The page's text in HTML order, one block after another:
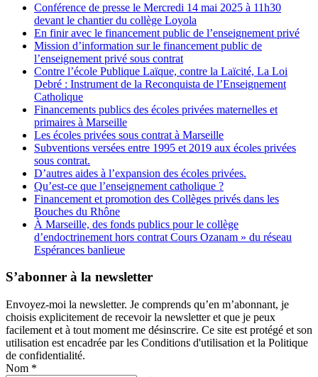
Conférence de presse le Mercredi 14 mai 2025 à 11h30
devant le chantier du collège Loyola
En finir avec le financement public de l’enseignement privé
Mission d’information sur le financement public de
l’enseignement privé sous contrat
Contre l’école Publique Laïque, contre la Laïcité, La Loi
Debré : Instrument de la Reconquista de l’Enseignement
Catholique
Financements publics des écoles privées maternelles et
primaires à Marseille
Les écoles privées sous contrat à Marseille
Subventions versées entre 1995 et 2019 aux écoles privées
sous contrat.
D’autres aides à l’expansion des écoles privées.
Qu’est-ce que l’enseignement catholique ?
Financement et promotion des Collèges privés dans les
Bouches du Rhône
À Marseille, des fonds publics pour le collège
d’endoctrinement hors contrat Cours Ozanam » du réseau
Espérances banlieue
S’abonner à la newsletter
Envoyez-moi la newsletter. Je comprends qu’en m’abonnant, je
choisis explicitement de recevoir la newsletter et que je peux
facilement et à tout moment me désinscrire. Ce site est protégé et son
utilisation est encadrée par les Conditions d'utilisation et la Politique
de confidentialité.
Nom *